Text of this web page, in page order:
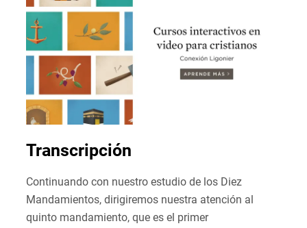
Transcripción
Continuando con nuestro estudio de los Diez
Mandamientos, dirigiremos nuestra atención al
quinto mandamiento, que es el primer